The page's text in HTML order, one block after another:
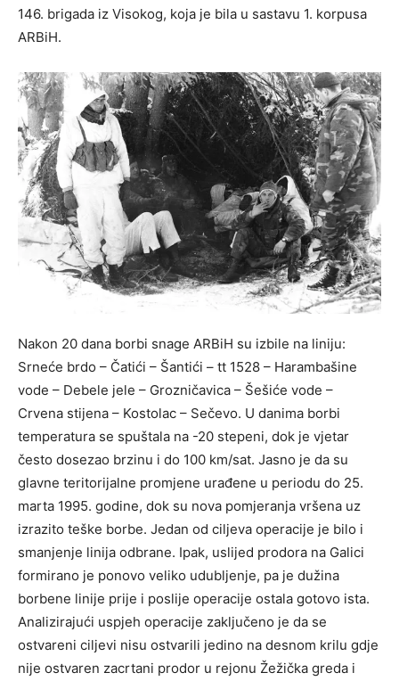
146. brigada iz Visokog, koja je bila u sastavu 1. korpusa
ARBiH.
Nakon 20 dana borbi snage ARBiH su izbile na liniju:
Srneće brdo – Čatići – Šantići – tt 1528 – Harambašine
vode – Debele jele – Grozničavica – Šešiće vode –
Crvena stijena – Kostolac – Sečevo. U danima borbi
temperatura se spuštala na -20 stepeni, dok je vjetar
često dosezao brzinu i do 100 km/sat. Jasno je da su
glavne teritorijalne promjene urađene u periodu do 25.
marta 1995. godine, dok su nova pomjeranja vršena uz
izrazito teške borbe. Jedan od ciljeva operacije je bilo i
smanjenje linija odbrane. Ipak, uslijed prodora na Galici
formirano je ponovo veliko udubljenje, pa je dužina
borbene linije prije i poslije operacije ostala gotovo ista.
Analizirajući uspjeh operacije zaključeno je da se
ostvareni ciljevi nisu ostvarili jedino na desnom krilu gdje
nije ostvaren zacrtani prodor u rejonu Žežička greda i